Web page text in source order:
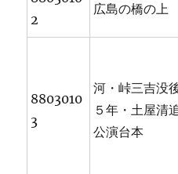
2
広島の橋の上
8803010
3
河・峠三吉没
５年・土屋清
公演台本